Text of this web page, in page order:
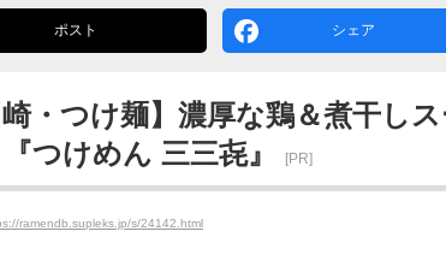
ポスト シェア
崎・つけ麺】濃厚な鶏＆煮干し
つけめん 三三㐂』
[PR]
ramendb.supleks.jp/s/24142.html